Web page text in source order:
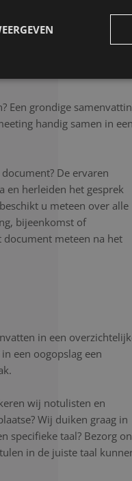
ongeacht de samenhang
luisteren aandachtig,
letter uit.
Een grondige
handig samen in een
De ervaren
en herleiden het gesprek
u meteen over alle
bijeenkomst of
document meteen na het
in een
een oogopslag een
wij notulisten en
Wij duiken graag in
specifieke taal? Bezorg
in de juiste taal